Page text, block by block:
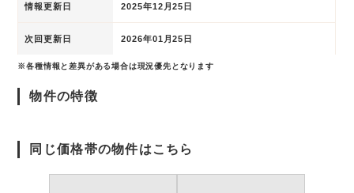
情報更新日 2025年12月25日
次回更新日 2026年01月25日
※各種情報と差異がある場合は現況優先となります
物件の特徴
同じ価格帯の物件はこちら